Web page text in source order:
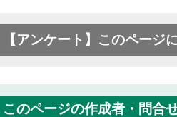
【アンケート】このページ
このページの作成者・問合